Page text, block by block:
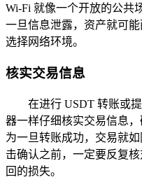
Wi-Fi 就像一个开放的公共
一旦信息泄露，资产就可
选择网络环境。
核实交易信息
在进行 USDT 转账或
器一样仔细核实交易信息
为一旦转账成功，交易就
击确认之前，一定要反复
回的损失。